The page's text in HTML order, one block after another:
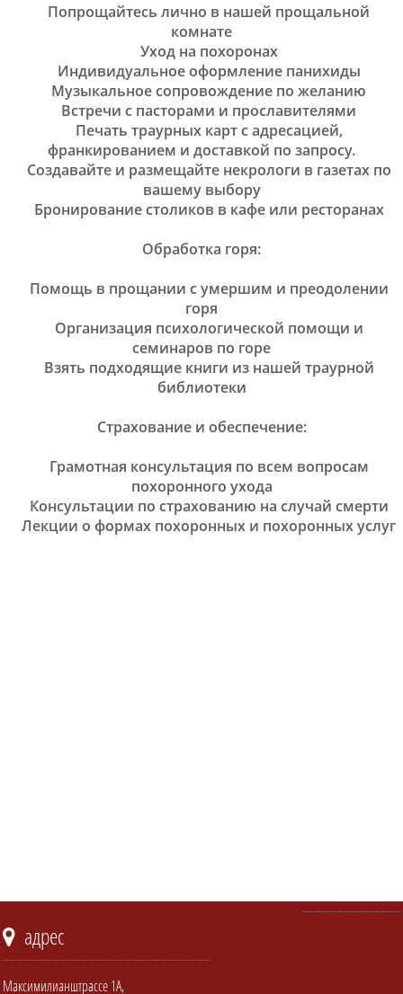
Попрощайтесь лично в нашей прощальной
комнате
Уход на похоронах
Индивидуальное оформление панихиды
Музыкальное сопровождение по желанию
Встречи с пасторами и прославителями
Печать траурных карт с адресацией,
франкированием и доставкой по запросу.
Создавайте и размещайте некрологи в газетах по
вашему выбору
Бронирование столиков в кафе или ресторанах
Обработка горя:
Помощь в прощании с умершим и преодолении
горя
Организация психологической помощи и
семинаров по горе
Взять подходящие книги из нашей траурной
библиотеки
Страхование и обеспечение:
Грамотная консультация по всем вопросам
похоронного ухода
Консультации по страхованию на случай смерти
Лекции о формах похоронных и похоронных услуг
адрес
Максимилианштрассе 1А,